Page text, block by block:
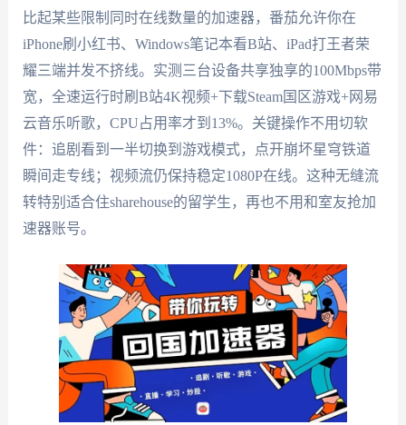
比起某些限制同时在线数量的加速器，番茄允许你在
iPhone刷小红书、Windows笔记本看B站、iPad打王者荣
耀三端并发不挤线。实测三台设备共享独享的100Mbps带
宽，全速运行时刷B站4K视频+下载Steam国区游戏+网易
云音乐听歌，CPU占用率才到13%。关键操作不用切软
件：追剧看到一半切换到游戏模式，点开崩坏星穹铁道
瞬间走专线；视频流仍保持稳定1080P在线。这种无缝流
转特别适合住sharehouse的留学生，再也不用和室友抢加
速器账号。